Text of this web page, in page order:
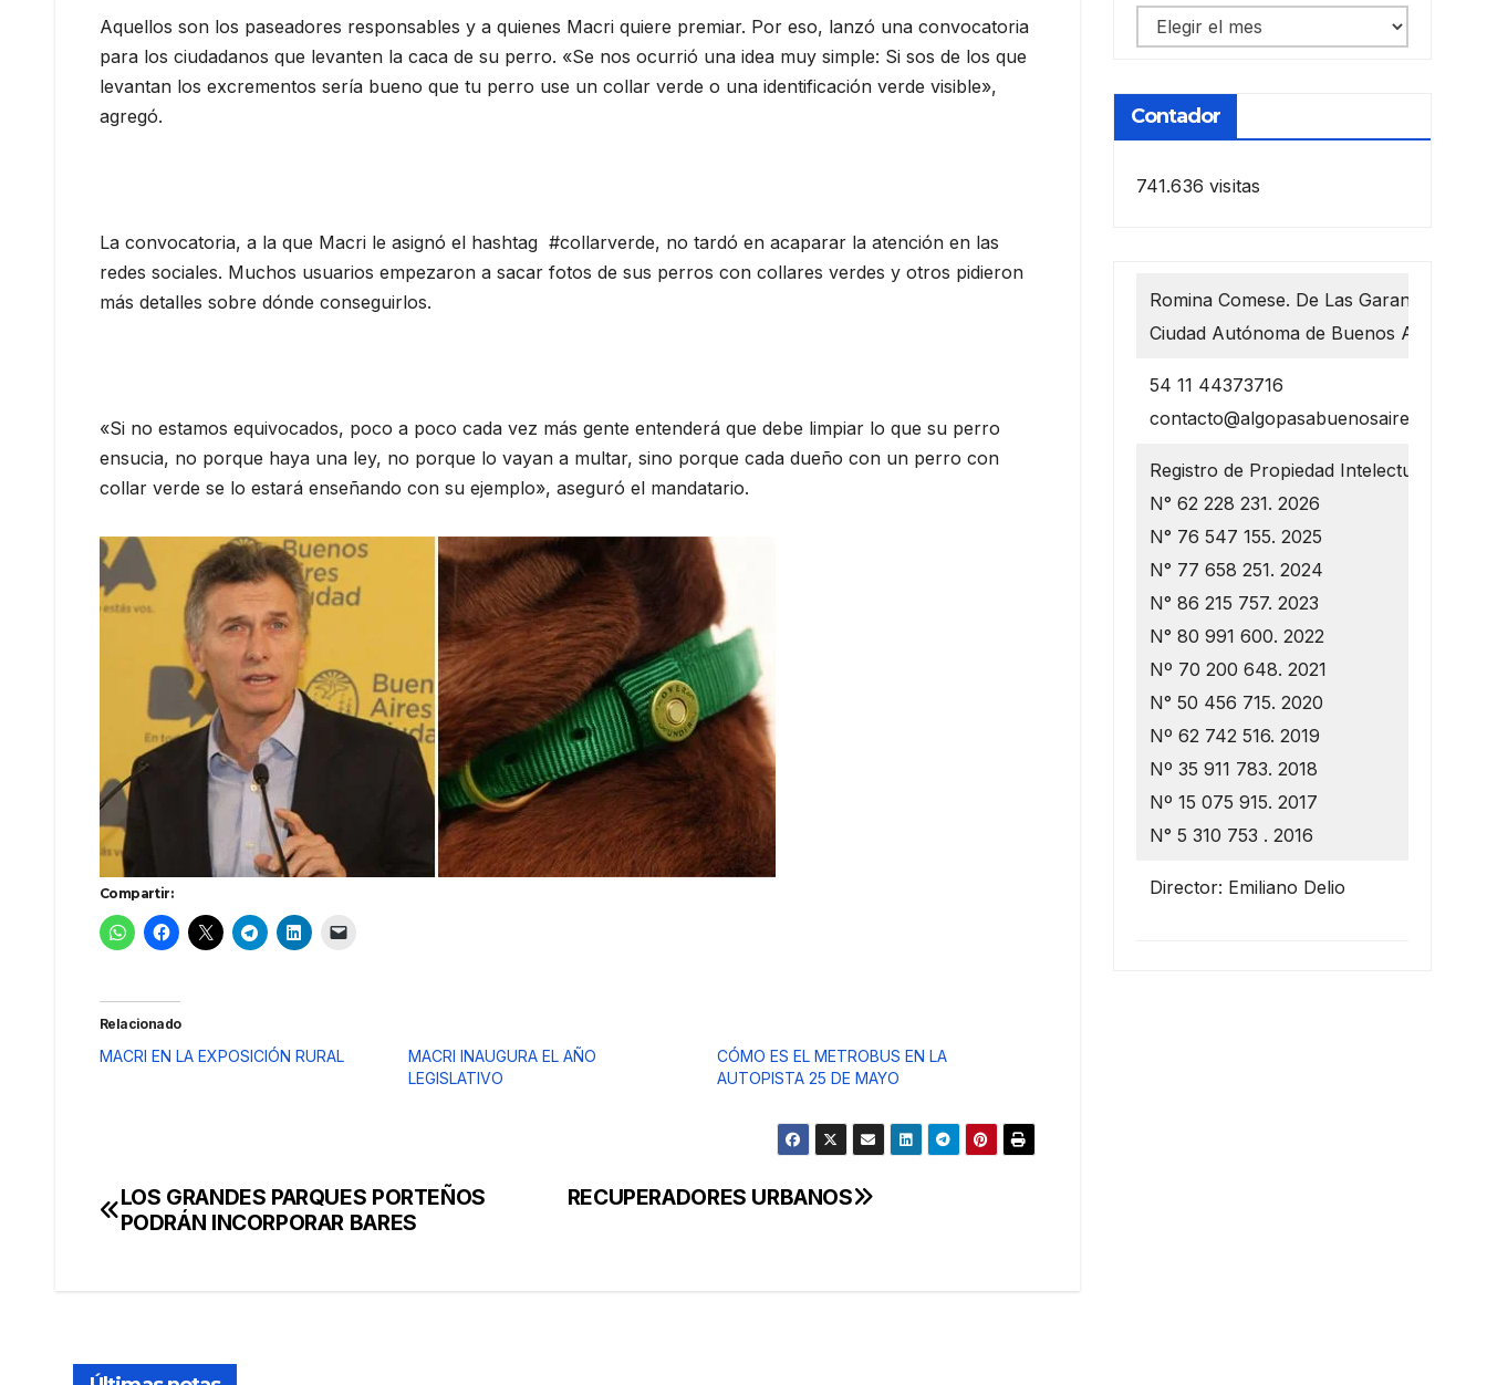
Aquellos son los paseadores responsables y a quienes Macri quiere premiar. Por eso, lanzó una convocatoria
para los ciudadanos que levanten la caca de su perro. «Se nos ocurrió una idea muy simple: Si sos de los que
levantan los excrementos sería bueno que tu perro use un collar verde o una identificación verde visible»,
agregó.
La convocatoria, a la que Macri le asignó el hashtag #collarverde, no tardó en acaparar la atención en las
redes sociales. Muchos usuarios empezaron a sacar fotos de sus perros con collares verdes y otros pidieron
más detalles sobre dónde conseguirlos.
«Si no estamos equivocados, poco a poco cada vez más gente entenderá que debe limpiar lo que su perro
ensucia, no porque haya una ley, no porque lo vayan a multar, sino porque cada dueño con un perro con
collar verde se lo estará enseñando con su ejemplo», aseguró el mandatario.
Compartir:
Relacionado
MACRI EN LA EXPOSICIÓN RURAL
MACRI INAUGURA EL AÑO
LEGISLATIVO
CÓMO ES EL METROBUS EN LA
AUTOPISTA 25 DE MAYO
Navegación
RECUPERADORES URBANOS
LOS GRANDES PARQUES PORTEÑOS
PODRÁN INCORPORAR BARES
Notas
anteriores
Contador
741.636 visitas
Romina Comese. De Las Garantías 1218
Ciudad Autónoma de Buenos Aires
54 11 44373716
contacto@algopasabuenosaires.com.ar
Registro de Propiedad Intelectual
N° 62 228 231. 2026
N° 76 547 155. 2025
N° 77 658 251. 2024
N° 86 215 757. 2023
N° 80 991 600. 2022
Nº 70 200 648. 2021
N° 50 456 715. 2020
Nº 62 742 516. 2019
Nº 35 911 783. 2018
Nº 15 075 915. 2017
N° 5 310 753 . 2016
Director: Emiliano Delio